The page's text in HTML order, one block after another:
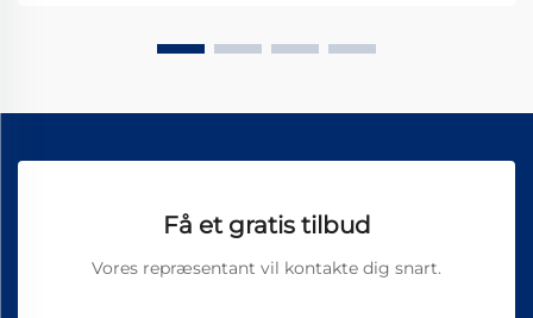
Få et gratis tilbud
Vores repræsentant vil kontakte dig snart.